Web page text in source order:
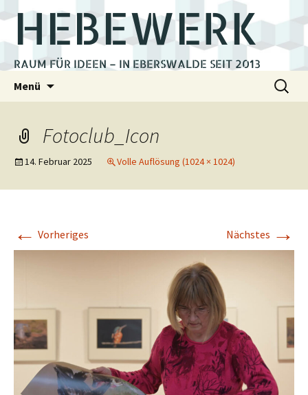
HEBEWERK
RAUM FÜR IDEEN – IN EBERSWALDE SEIT 2013
Menü
Suchen
nach:
Fotoclub_Icon
14. Februar 2025 Volle Auflösung (1024 × 1024)
← Vorheriges Nächstes →